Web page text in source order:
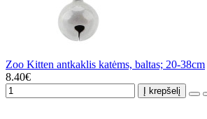
Zoo Kitten antkaklis katėms, baltas; 20-38cm
8.40€
Į krepšelį